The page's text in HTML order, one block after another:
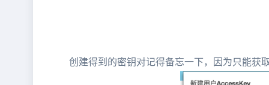
创建得到的密钥对记得备忘一下，因为只能获